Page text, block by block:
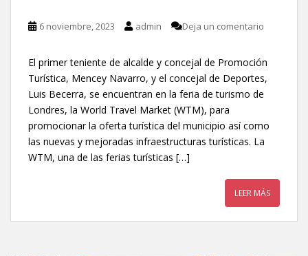
6 noviembre, 2023 admin Deja un comentario
El primer teniente de alcalde y concejal de Promoción
Turística, Mencey Navarro, y el concejal de Deportes,
Luis Becerra, se encuentran en la feria de turismo de
Londres, la World Travel Market (WTM), para
promocionar la oferta turística del municipio así como
las nuevas y mejoradas infraestructuras turísticas. La
WTM, una de las ferias turísticas […]
LEER MÁS